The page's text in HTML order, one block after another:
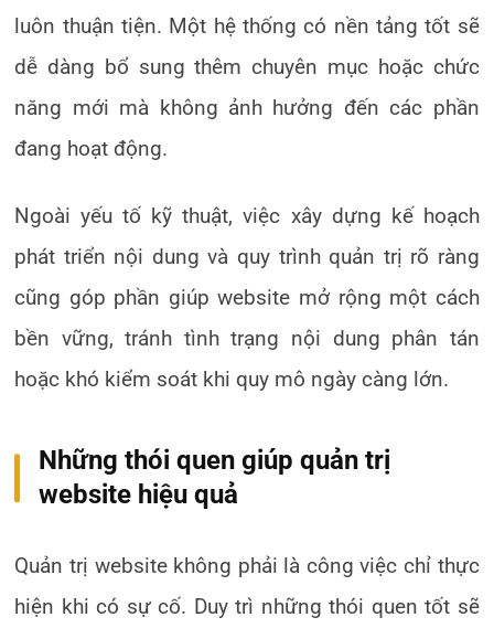
luôn thuận tiện. Một hệ thống có nền tảng tốt sẽ
dễ dàng bổ sung thêm chuyên mục hoặc chức
năng mới mà không ảnh hưởng đến các phần
đang hoạt động.
Ngoài yếu tố kỹ thuật, việc xây dựng kế hoạch
phát triển nội dung và quy trình quản trị rõ ràng
cũng góp phần giúp website mở rộng một cách
bền vững, tránh tình trạng nội dung phân tán
hoặc khó kiểm soát khi quy mô ngày càng lớn.
Những thói quen giúp quản trị
website hiệu quả
Quản trị website không phải là công việc chỉ thực
hiện khi có sự cố. Duy trì những thói quen tốt sẽ